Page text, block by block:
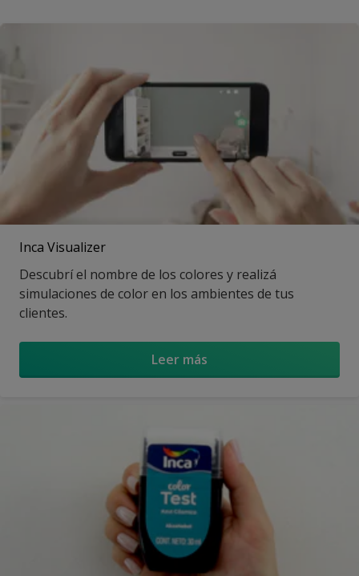
Inca Visualizer
Descubrí el nombre de los colores y realizá
simulaciones de color en los ambientes de tus
clientes.
Leer más